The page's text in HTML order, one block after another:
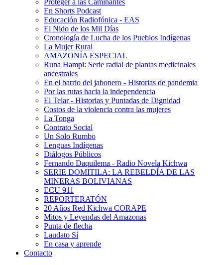
Proteger a las Caminantes
En Shorts Podcast
Educación Radiofónica - EAS
El Nido de los Mil Días
Cronología de Lucha de los Pueblos Indígenas
La Mujer Rural
AMAZONÍA ESPECIAL
Runa Hampi: Serie radial de plantas medicinales
ancestrales
En el barrio del jabonero - Historias de pandemia
Por las rutas hacia la independencia
El Telar - Historias y Puntadas de Dignidad
Costos de la violencia contra las mujeres
La Tonga
Contrato Social
Un Solo Rumbo
Lenguas Indígenas
Diálogos Públicos
Fernando Daquilema - Radio Novela Kichwa
SERIE DOMITILA: LA REBELDÍA DE LAS
MINERAS BOLIVIANAS
ECU 911
REPORTERATÓN
20 Años Red Kichwa CORAPE
Mitos y Leyendas del Amazonas
Punta de flecha
Laudato Sí
En casa y aprende
Contacto